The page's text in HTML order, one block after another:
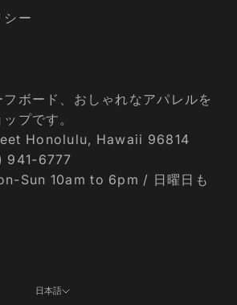
シー
ボード、おしゃれなアパレルを
プです。
Honolulu, Hawaii 96814
941-6777
Sun 10am to 6pm / 日曜日も
日本語